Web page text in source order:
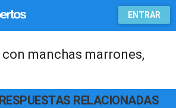
ENTRAR
manchas marrones,
RELACIONADAS